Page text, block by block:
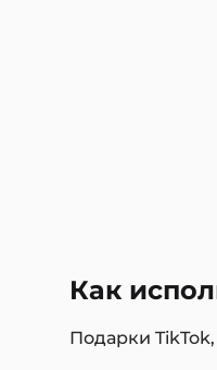
Как
Подарки